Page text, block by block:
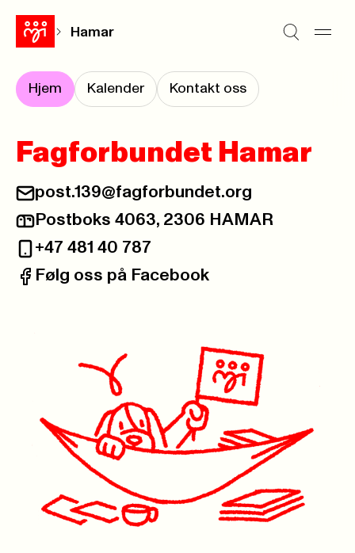
Hamar
Hjem Kalender Kontakt oss
Fagforbundet Hamar
E-post:
post.139@fagforbundet.org
Postadresse:
Postboks 4063, 2306 HAMAR
Telefon:
+47 481 40 787
Facebook:
Følg oss på Facebook